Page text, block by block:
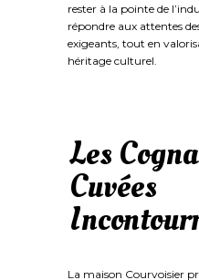
rester à la pointe de
répondre aux attentes
exigeants, tout en
héritage culturel.
Les
Cuvées
La maison Courvoisier